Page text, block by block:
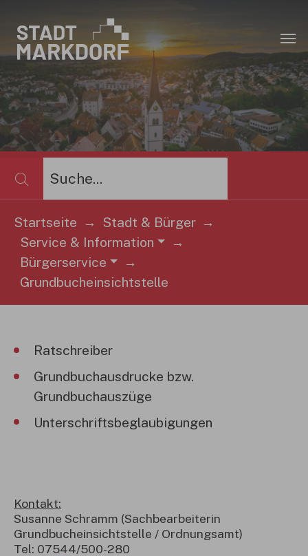
Sie sind hier:
Startseite
Stadt & Bürger
Service & Information
Bürgerservice
Grundbucheinsichtstelle
Ratschreiber
Grundbuchausdrucke bzw.
Grundbuchauszüge
Unterschriftsbeglaubigungen
Kontakt:
Susanne Schramm (Sachbearbeiterin
Grundbucheinsichtstelle / Ordnungsamt)
Tel: 07544/500-280
×